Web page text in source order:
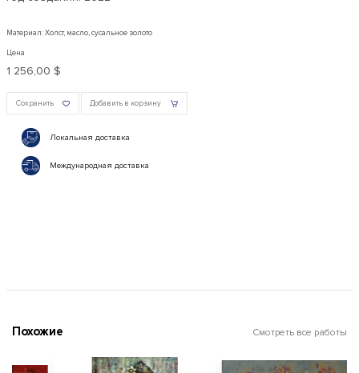
Материал: Холст, масло, сусальное золото
Цена
1 256,00 $
Сохранить Добавить в корзину
Локальная доставка
Международная доставка
Похожие Смотреть все работы